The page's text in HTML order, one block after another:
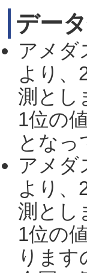
デー
アメダ
より、
測とし
1位の
となっ
アメダ
より、
測とし
1位の
ります